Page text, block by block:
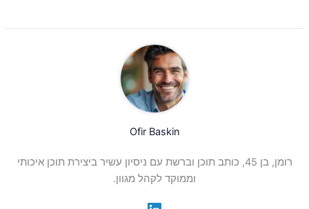
Ofir Baskin
רומן, בן 45, כותב תוכן וברשת עם ניסיון עשיר ביצירת תוכן איכותי
וממוקד לקהל מגוון.